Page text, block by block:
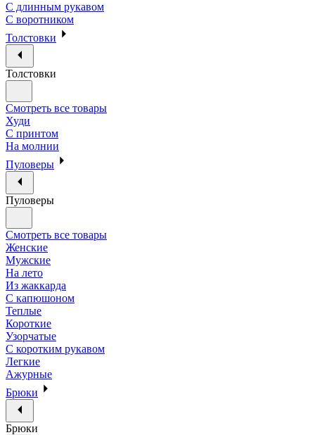
С длинным рукавом
С воротником
Толстовки
Толстовки
Смотреть все товары
Худи
С принтом
На молнии
Пуловеры
Пуловеры
Смотреть все товары
Женские
Мужские
На лето
Из жаккарда
С капюшоном
Теплые
Короткие
Узорчатые
С коротким рукавом
Легкие
Ажурные
Брюки
Брюки